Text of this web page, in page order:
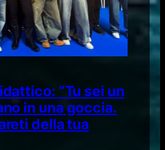
“Tu sei un
in una goccia.
della tua